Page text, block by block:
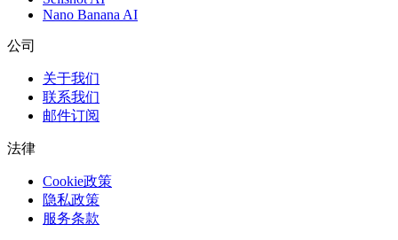
Nano Banana AI
公司
关于我们
联系我们
邮件订阅
法律
Cookie政策
隐私政策
服务条款